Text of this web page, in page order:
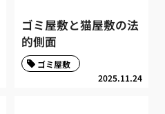
ゴミ屋敷と猫屋敷の法
的側面
2025.11.24
ゴミ屋敷